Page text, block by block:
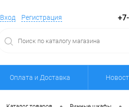
Вход Регистрация
Оплата и Доставка